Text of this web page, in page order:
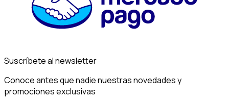
Suscríbete al newsletter
Conoce antes que nadie nuestras novedades y
promociones exclusivas